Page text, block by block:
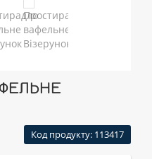
Код продукту: 113417